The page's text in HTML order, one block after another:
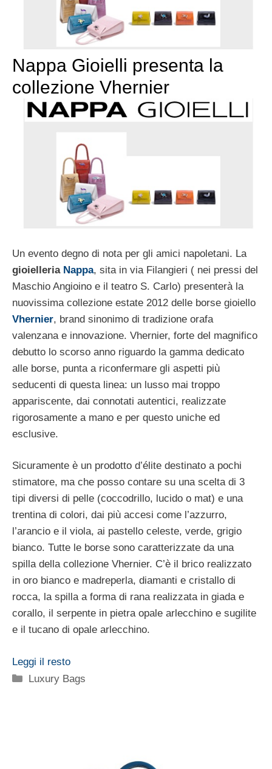
Nappa Gioielli presenta la
collezione Vhernier
Un evento degno di nota per gli amici napoletani. La
gioielleria Nappa, sita in via Filangieri ( nei pressi del
Maschio Angioino e il teatro S. Carlo) presenterà la
nuovissima collezione estate 2012 delle borse gioiello
Vhernier, brand sinonimo di tradizione orafa
valenzana e innovazione. Vhernier, forte del magnifico
debutto lo scorso anno riguardo la gamma dedicato
alle borse, punta a riconfermare gli aspetti più
seducenti di questa linea: un lusso mai troppo
appariscente, dai connotati autentici, realizzate
rigorosamente a mano e per questo uniche ed
esclusive.
Sicuramente è un prodotto d’élite destinato a pochi
stimatore, ma che posso contare su una scelta di 3
tipi diversi di pelle (coccodrillo, lucido o mat) e una
trentina di colori, dai più accesi come l’azzurro,
l’arancio e il viola, ai pastello celeste, verde, grigio
bianco. Tutte le borse sono caratterizzate da una
spilla della collezione Vhernier. C’è il brico realizzato
in oro bianco e madreperla, diamanti e cristallo di
rocca, la spilla a forma di rana realizzata in giada e
corallo, il serpente in pietra opale arlecchino e sugilite
e il tucano di opale arlecchino.
Leggi il resto
Categorie
Luxury Bags